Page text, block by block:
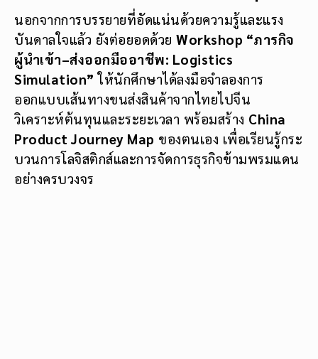
นอกจากการบรรยายที่อัดแน่นด้วยความรู้และแรง
บันดาลใจแล้ว ยังต่อยอดด้วย Workshop “ภารกิจ
ผู้นำเข้า–ส่งออกมืออาชีพ: Logistics
Simulation” ให้นักศึกษาได้ลงมือจำลองการ
ออกแบบเส้นทางขนส่งสินค้าจากไทยไปจีน
วิเคราะห์ต้นทุนและระยะเวลา พร้อมสร้าง China
Product Journey Map ของตนเอง เพื่อเรียนรู้กระ
บวนการโลจิสติกส์และการจัดการธุรกิจข้ามพรมแดน
อย่างครบวงจร